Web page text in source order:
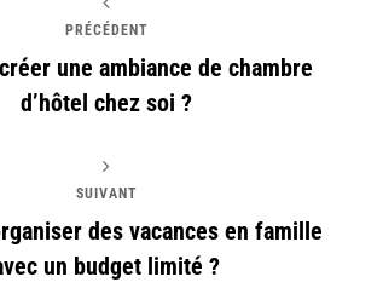
PRÉCÉDENT
une ambiance de chambre
d’hôtel chez soi ?
SUIVANT
des vacances en famille
un budget limité ?